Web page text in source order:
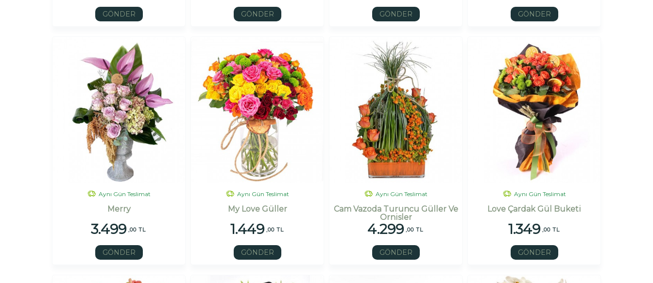
GÖNDER GÖNDER GÖNDER GÖNDER
Aynı Gün Teslimat
Merry
3.499 ,00 TL
GÖNDER
Aynı Gün Teslimat
My Love Güller
1.449 ,00 TL
GÖNDER
Aynı Gün Teslimat
Cam Vazoda Turuncu Güller Ve
Ornisler
4.299 ,00 TL
GÖNDER
Aynı Gün Teslimat
Love Çardak Gül Buketi
1.349 ,00 TL
GÖNDER